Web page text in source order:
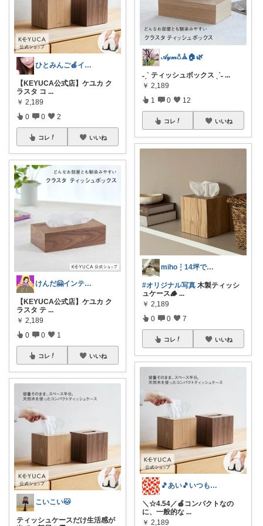
ひとみんご🍎‪インテリア雑貨
【KEYUCA公式店】ケユカ ク
ラスタ コ ...
￥ 2,189
0 0 2
コレ いいね
けんだ🤗インテリア多め
【KEYUCA公式店】ケユカ ク
ラスタ テ ...
￥ 2,189
0 0 1
コレ いいね
こいこい🐱
ティッシュケースだけ生活感が
𝒜𝓎𝓂𖡿‬𖣰🏠🌿
˗ˏˋ ティッシュボックス ˎˊ˗ ...
￥ 2,189
1 0 12
コレ いいね
miho⋮14坪ですっきり可愛く暮らす
#オリジナル写真 木製ティッシ
ュケース🪵 ...
￥ 2,189
0 0 7
コレ いいね
🎵あい🎵いつもありがとうございます
＼☆4.54／🍎コンパクトなの
に、一般的な ...
￥ 2,189